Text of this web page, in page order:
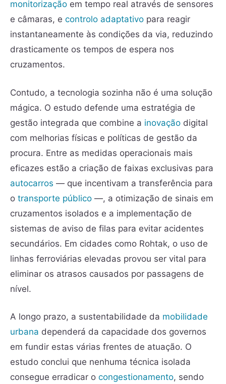
monitorização em tempo real através de sensores
e câmaras, e controlo adaptativo para reagir
instantaneamente às condições da via, reduzindo
drasticamente os tempos de espera nos
cruzamentos.
Contudo, a tecnologia sozinha não é uma solução
mágica. O estudo defende uma estratégia de
gestão integrada que combine a inovação digital
com melhorias físicas e políticas de gestão da
procura. Entre as medidas operacionais mais
eficazes estão a criação de faixas exclusivas para
autocarros — que incentivam a transferência para
o transporte público —, a otimização de sinais em
cruzamentos isolados e a implementação de
sistemas de aviso de filas para evitar acidentes
secundários. Em cidades como Rohtak, o uso de
linhas ferroviárias elevadas provou ser vital para
eliminar os atrasos causados por passagens de
nível.
A longo prazo, a sustentabilidade da mobilidade
urbana dependerá da capacidade dos governos
em fundir estas várias frentes de atuação. O
estudo conclui que nenhuma técnica isolada
consegue erradicar o congestionamento, sendo